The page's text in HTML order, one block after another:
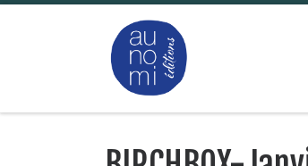
Passer au contenu